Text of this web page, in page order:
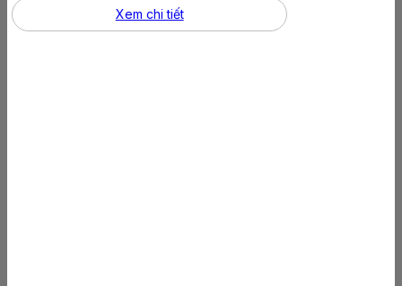
Xem chi tiết